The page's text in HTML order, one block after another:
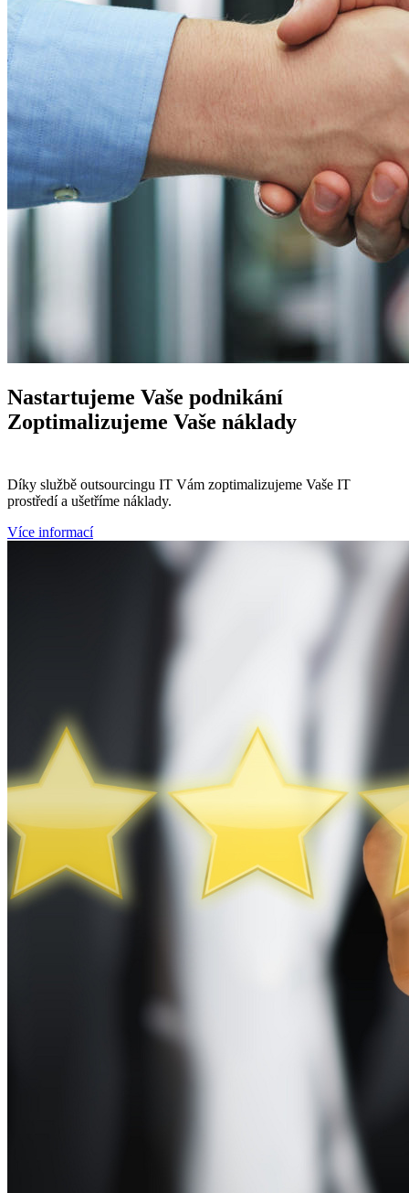
Nastartujeme Vaše podnikání
Zoptimalizujeme Vaše náklady
Díky službě outsourcingu IT Vám zoptimalizujeme Vaše IT
prostředí a ušetříme náklady.
Více informací